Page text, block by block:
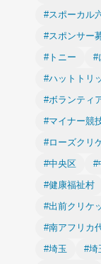
#スポーカル
#スポンサー
#トニー
#
#ハットトリ
#ボランティ
#マイナー競
#ローズクリ
#中央区
#
#健康福祉村
#出前クリケ
#南アフリカ
#埼玉
#埼